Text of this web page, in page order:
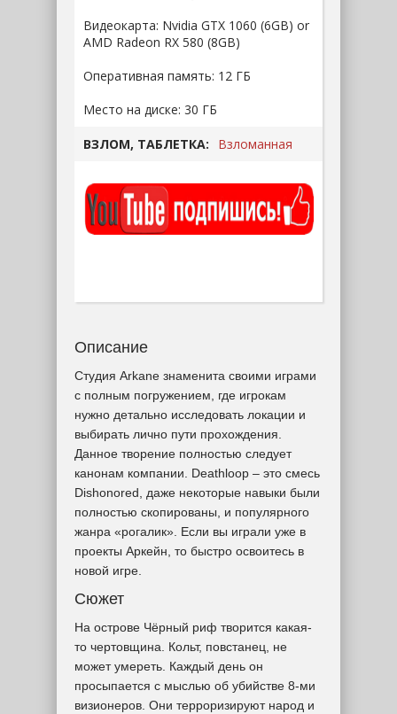
Видеокарта: Nvidia GTX 1060 (6GB) or
AMD Radeon RX 580 (8GB)
Оперативная память: 12 ГБ
Место на диске: 30 ГБ
ВЗЛОМ, ТАБЛЕТКА: Взломанная
Описание
Студия Arkane знаменита своими играми
с полным погружением, где игрокам
нужно детально исследовать локации и
выбирать лично пути прохождения.
Данное творение полностью следует
канонам компании. Deathloop – это смесь
Dishonored, даже некоторые навыки были
полностью скопированы, и популярного
жанра «рогалик». Если вы играли уже в
проекты Аркейн, то быстро освоитесь в
новой игре.
Сюжет
На острове Чёрный риф творится какая-
то чертовщина. Кольт, повстанец, не
может умереть. Каждый день он
просыпается с мыслью об убийстве 8-ми
визионеров. Они терроризируют народ и